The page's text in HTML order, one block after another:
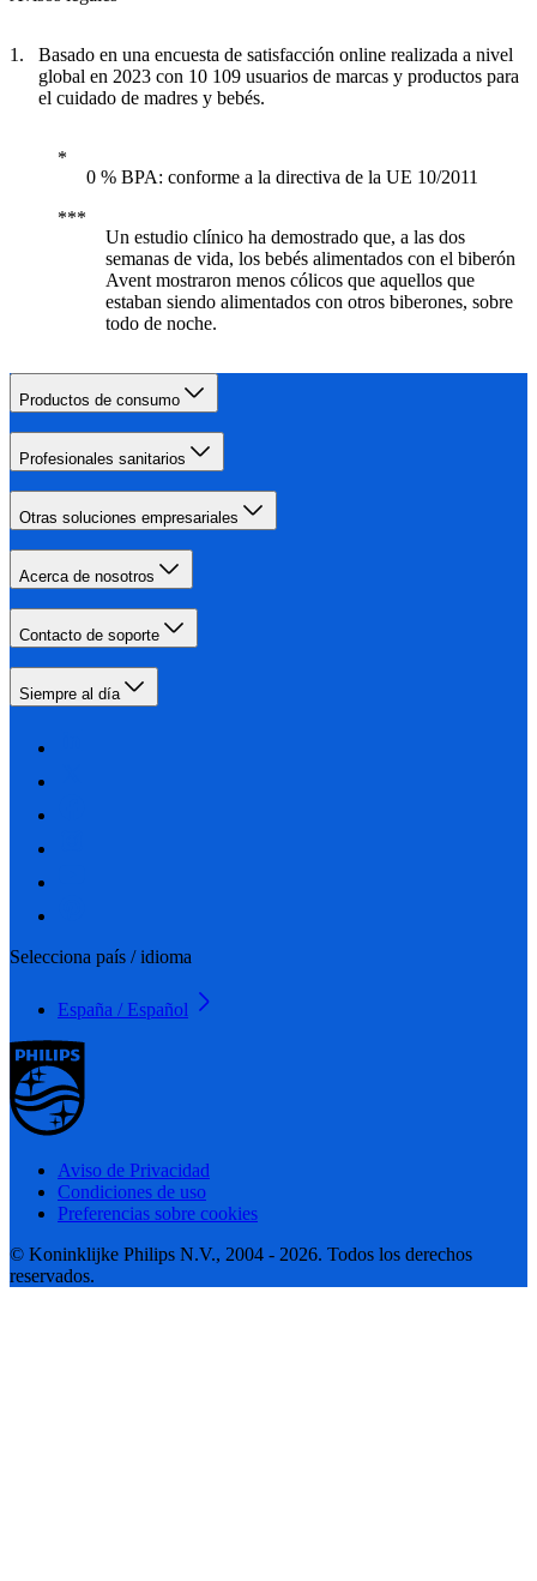
Basado en una encuesta de satisfacción online realizada a nivel
global en 2023 con 10 109 usuarios de marcas y productos para
el cuidado de madres y bebés.
0 % BPA: conforme a la directiva de la UE 10/2011
Un estudio clínico ha demostrado que, a las dos
semanas de vida, los bebés alimentados con el biberón
Avent mostraron menos cólicos que aquellos que
estaban siendo alimentados con otros biberones, sobre
todo de noche.
Productos de consumo
Profesionales sanitarios
Otras soluciones empresariales
Acerca de nosotros
Contacto de soporte
Siempre al día
Selecciona país / idioma
España / Español
Aviso de Privacidad
Condiciones de uso
Preferencias sobre cookies
© Koninklijke Philips N.V., 2004 - 2026. Todos los derechos
reservados.